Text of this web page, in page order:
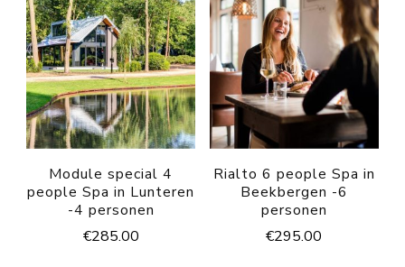
Module special 4
people Spa in Lunteren
-4 personen
€285.00
Rialto 6 people Spa in
Beekbergen -6
personen
€295.00